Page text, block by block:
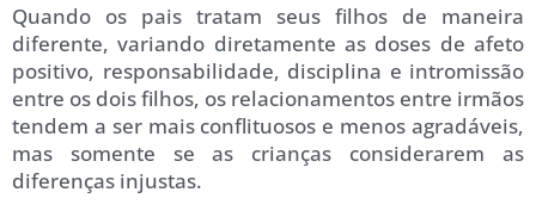
Quando os pais tratam seus filhos de maneira
diferente, variando diretamente as doses de afeto
positivo, responsabilidade, disciplina e intromissão
entre os dois filhos, os relacionamentos entre irmãos
tendem a ser mais conflituosos e menos agradáveis,
mas somente se as crianças considerarem as
diferenças injustas.